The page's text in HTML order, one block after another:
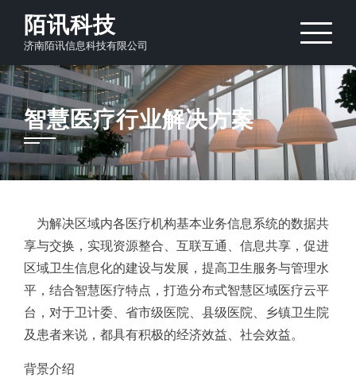
content
陌讯科技
济南陌讯信息科技有限公司
智慧医疗行业解决方案
为解决区域内各医疗机构基本业务信息系统的数据共
享与交换，实现资源整合、互联互通、信息共享，促进
区域卫生信息化的建设与发展，提高卫生服务与管理水
平，结合智慧医疗特点，打造分布式智慧区域医疗云平
台，对于卫计委、省市级医院、县级医院、乡镇卫生院
及患者来说，都具有积极的经济效益、社会效益。
背景介绍